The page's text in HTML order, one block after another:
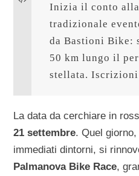
Inizia il conto
tradizionale
da Bastioni Bike:
50 km lungo il
stellata.
La data da cerchiare in
21 settembre. Quel
immediati dintorni, si
Palmanova Bike Race,